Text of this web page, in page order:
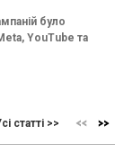
було
YouTube та
статті >>